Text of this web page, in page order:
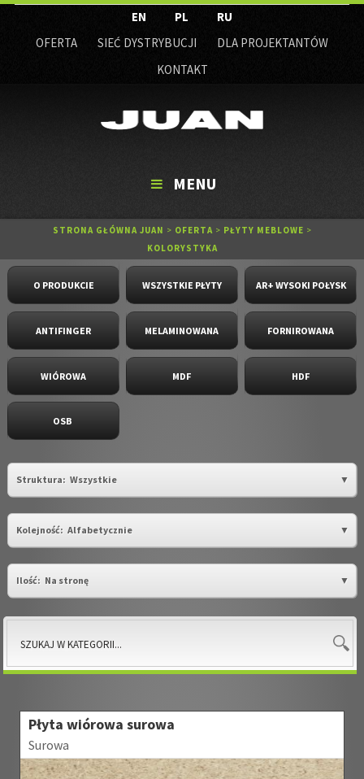
EN PL
RU
OFERTA
SIEĆ DYSTRYBUCJI
DLA PROJEKTANTÓW
KONTAKT
MENU
STRONA GŁÓWNA JUAN > OFERTA > PŁYTY MEBLOWE >
KOLORYSTYKA
O PRODUKCIE WSZYSTKIE PŁYTY AR+ WYSOKI POŁYSK
ANTIFINGER MELAMINOWANA FORNIROWANA
WIÓROWA MDF HDF
OSB
Struktura: Wszystkie
Kolejność: Alfabetycznie
Ilość: Na stronę
Płyta wiórowa surowa
Surowa